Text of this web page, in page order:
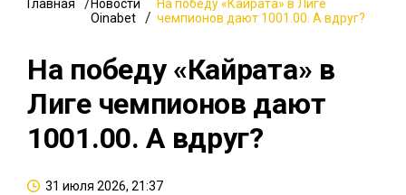
Главная
Новости
Oinabet
На победу «Кайрата» в Лиге
чемпионов дают 1001.00. А вдруг?
На победу «Кайрата» в
Лиге чемпионов дают
1001.00. А вдруг?
31 июля 2026, 21:37